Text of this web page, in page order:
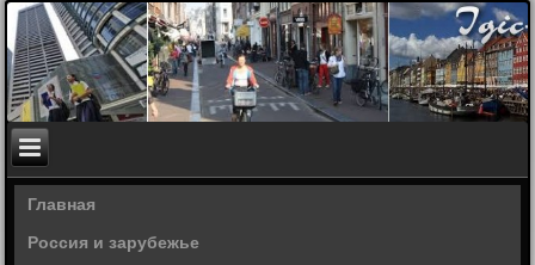
Главная
Россия и зарубежье